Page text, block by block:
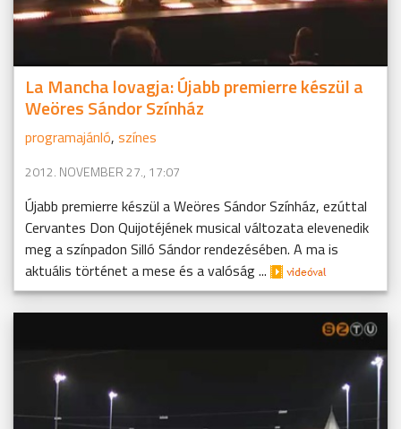
La Mancha lovagja: Újabb premierre készül a
Weöres Sándor Színház
programajánló, színes
2012. NOVEMBER 27., 17:07
Újabb premierre készül a Weöres Sándor Színház, ezúttal
Cervantes Don Quijotéjének musical változata elevenedik
meg a színpadon Silló Sándor rendezésében. A ma is
aktuális történet a mese és a valóság ...